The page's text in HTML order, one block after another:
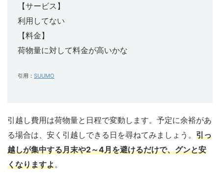
【サービス】
利用してない
【料金】
荷物量に対して料金が高いかな
引用： SUUMO
引越し費用は荷物量と日程で変動します。予定に余裕があ
る場合は、安く引越しできる日を尋ねてみましょう。 引っ
越しが集中する月末や2～4月を避けるだけで、グンと安
くなりますよ。